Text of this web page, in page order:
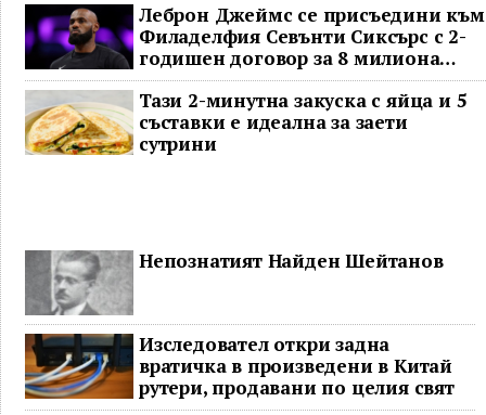
Леброн Джеймс се присъедини към
Филаделфия Севънти Сиксърс с 2-
годишен договор за 8 милиона
долара
Тази 2-минутна закуска с яйца и 5
съставки е идеална за заети
сутрини
Непознатият Найден Шейтанов
Изследовател откри задна
вратичка в произведени в Китай
рутери, продавани по целия свят